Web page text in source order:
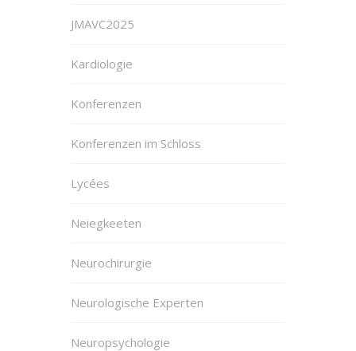
JMAVC2025
Kardiologie
Konferenzen
Konferenzen im Schloss
Lycées
Neiegkeeten
Neurochirurgie
Neurologische Experten
Neuropsychologie